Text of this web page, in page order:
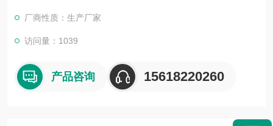
厂商性质：生产厂家
访问量：1039
产品咨询 15618220260